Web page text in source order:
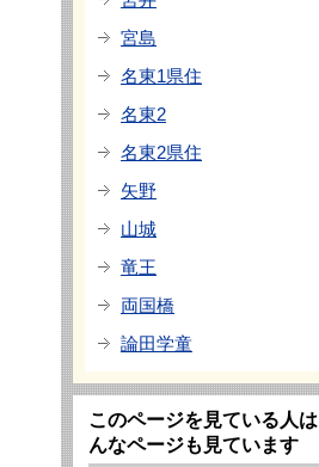
宮島
名東1県住
名東2
名東2県住
矢野
山城
竜王
両国橋
論田学童
このページを見ている人は
んなページも見ています